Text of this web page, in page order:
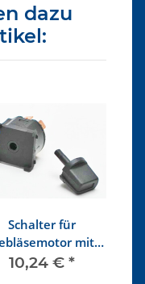
dazu
Schalter für
mit
Knopf
10,24 € *